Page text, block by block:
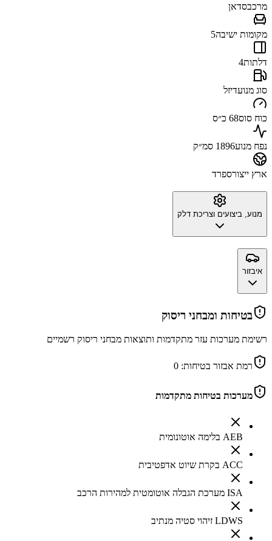
מרכבסדאן
מקומות ישיבה5
דלתות4
סוג מנועדיזל
כוח סוס68 כ״ס
נפח מנוע1896 סמ״ק
ארץ ייצורספרד
מנוע, ביצועים וצריכת דלק
איבזור
בטיחות ומבחני ריסוק
רשימת מערכות עזר מתקדמות ותוצאות מבחני ריסוק רשמיים
רמת אבזור בטיחות: 0
מערכות בטיחות מתקדמות
AEB בלימה אוטונומית
ACC בקרת שיוט אדפטיבית
ISA מערכת הגבלה אוטומטית למהירות הרכב
LDWS זיהוי סטיה מנתיב